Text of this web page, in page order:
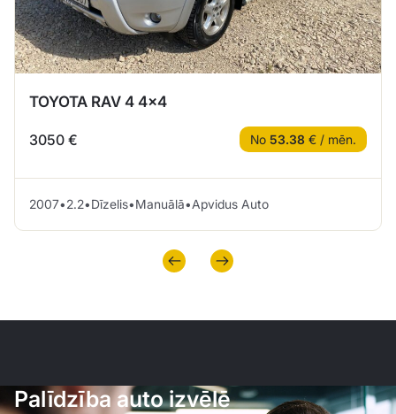
TOYOTA RAV 4 4×4
3050 € No 53.38 € / mēn.
2007•2.2•Dīzelis•Manuālā•Apvidus Auto
Palīdzība auto izvēlē